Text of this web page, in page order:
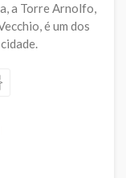
a Torre Arnolfo,
é um dos